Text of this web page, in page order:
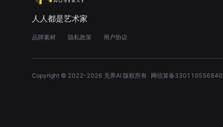
人人都是艺术家
品牌素材 隐私政策 用户协议
Copyright © 2022-2026 无界AI 版权所有 网信算备